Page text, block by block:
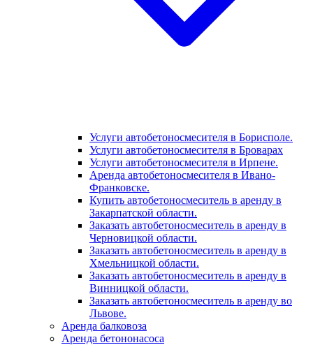
Услуги автобетоносмесителя в Борисполе.
Услуги автобетоносмесителя в Броварах
Услуги автобетоносмесителя в Ирпене.
Аренда автобетоносмесителя в Ивано-
Франковске.
Купить автобетоносмеситель в аренду в
Закарпатской области.
Заказать автобетоносмеситель в аренду в
Черновицкой области.
Заказать автобетоносмеситель в аренду в
Хмельницкой области.
Заказать автобетоносмеситель в аренду в
Винницкой области.
Заказать автобетоносмеситель в аренду во
Львове.
Аренда балковоза
Аренда бетононасоса